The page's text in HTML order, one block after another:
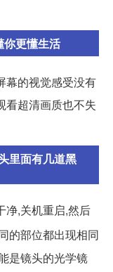
你更懂生活
幕的视觉感受没有
看超清画质也不失
里面有几道黑
净,关机重启,然后
的部位都出现相同
是镜头的光学镜